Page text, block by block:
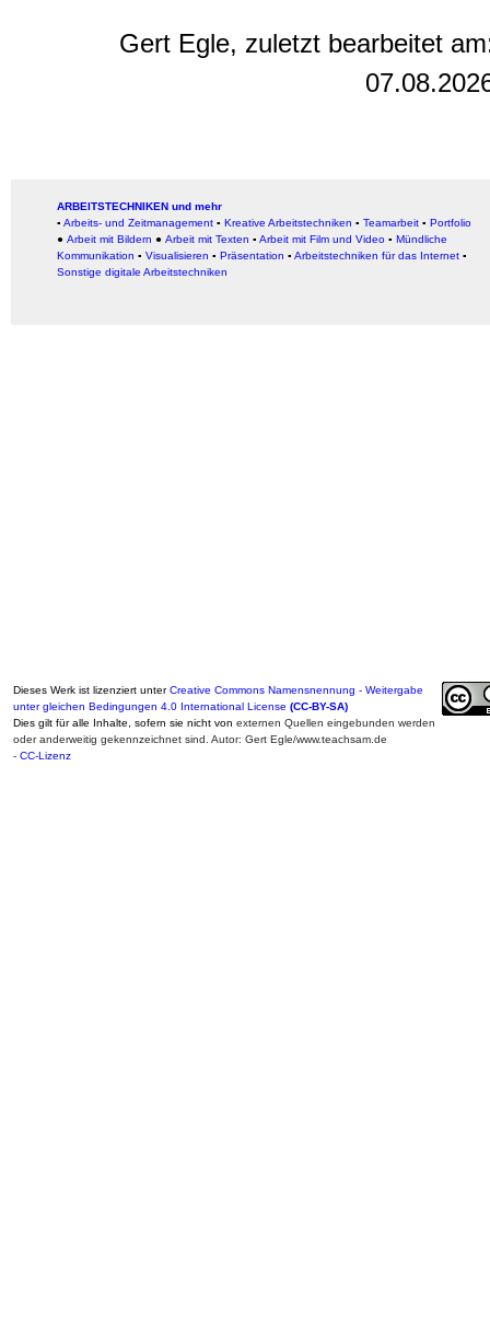
Gert Egle, zuletzt bearbeitet
ARBEITSTECHNIKEN und mehr
▪ Arbeits- und Zeitmanagement ▪ Kreative Arbeitstechniken ▪ Teamarbeit ▪ Portfolio
● Arbeit mit Bildern ● Arbeit mit Texten ▪ Arbeit mit Film und Video ▪ Mündliche
Kommunikation ▪ Visualisieren ▪ Präsentation ▪ Arbeitstechniken für das Internet ▪
Sonstige digitale Arbeitstechniken
Dieses Werk ist lizenziert unterCreative Commons Namensnennung - Weitergabe
unter gleichen Bedingungen 4.0 International License (CC-BY-SA)
Dies gilt für alle Inhalte, sofern sie nicht von externen Quellen eingebunden werden
oder anderweitig gekennzeichnet sind. Autor: Gert Egle/www.teachsam.de
- CC-Lizenz